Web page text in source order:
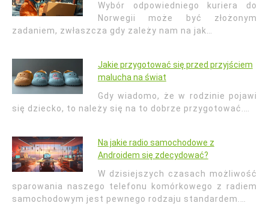
Wybór odpowiedniego kuriera do
Norwegii może być złożonym
zadaniem, zwłaszcza gdy zależy nam na jak…
Jakie przygotować się przed przyjściem
malucha na świat
Gdy wiadomo, że w rodzinie pojawi
się dziecko, to należy się na to dobrze przygotować.…
Na jakie radio samochodowe z
Androidem się zdecydować?
W dzisiejszych czasach możliwość
sparowania naszego telefonu komórkowego z radiem
samochodowym jest pewnego rodzaju standardem.…